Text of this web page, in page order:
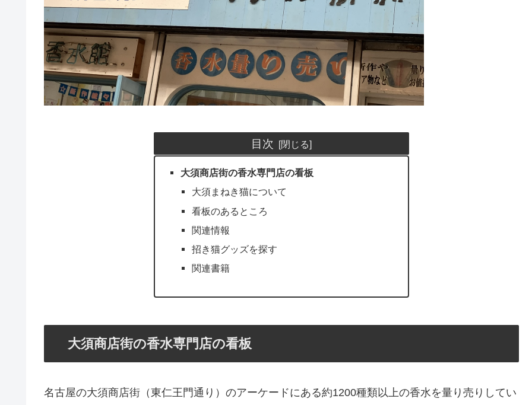
目次
大須商店街の香水専門店の看板
大須まねき猫について
看板のあるところ
関連情報
招き猫グッズを探す
関連書籍
大須商店街の香水専門店の看板
名古屋の大須商店街（東仁王門通り）のアーケードにある約1200種類以上の香水を量り売りしてい